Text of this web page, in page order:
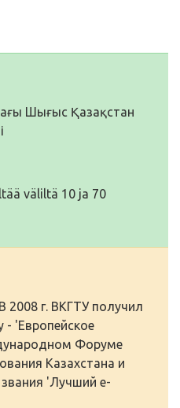
Шығыс Қазақстан
väliltä 10 ja 70
2008 г. ВКГТУ получил
'Европейское
Форуме
Казахстана и
'Лучший е-